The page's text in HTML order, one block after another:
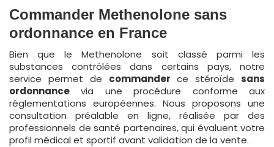
Commander Methenolone sans
ordonnance en France
Bien que le Methenolone soit classé parmi les
substances contrôlées dans certains pays, notre
service permet de commander ce stéroïde sans
ordonnance via une procédure conforme aux
réglementations européennes. Nous proposons une
consultation préalable en ligne, réalisée par des
professionnels de santé partenaires, qui évaluent votre
profil médical et sportif avant validation de la vente.